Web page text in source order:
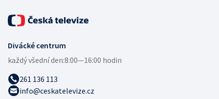
Divácké centrum
každý všední den:8:00—16:00 hodin
261 136 113
info@ceskatelevize.cz